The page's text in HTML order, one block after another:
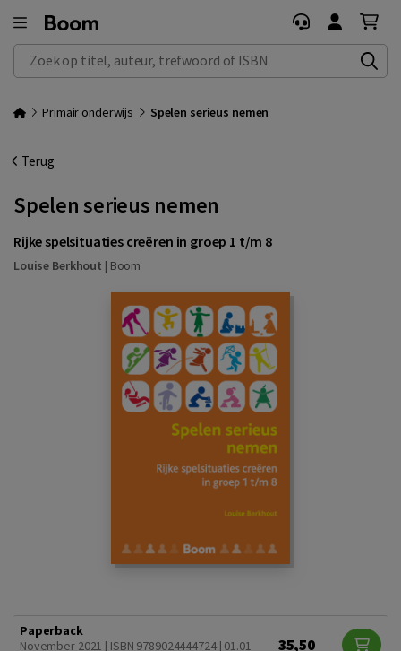
Zoek op titel, auteur, trefwoord of ISBN
Primair onderwijs Spelen serieus nemen
Terug
Spelen serieus nemen
Rijke spelsituaties creëren in groep 1 t/m 8
Louise Berkhout | Boom
Paperback
November 2021 | ISBN 9789024444724 | 01.01
35,50